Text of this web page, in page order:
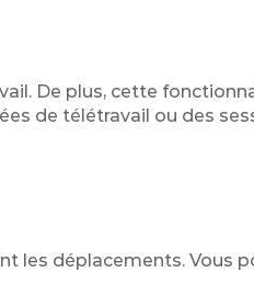
De plus, cette
de télétravail ou des
les déplacements. Vous